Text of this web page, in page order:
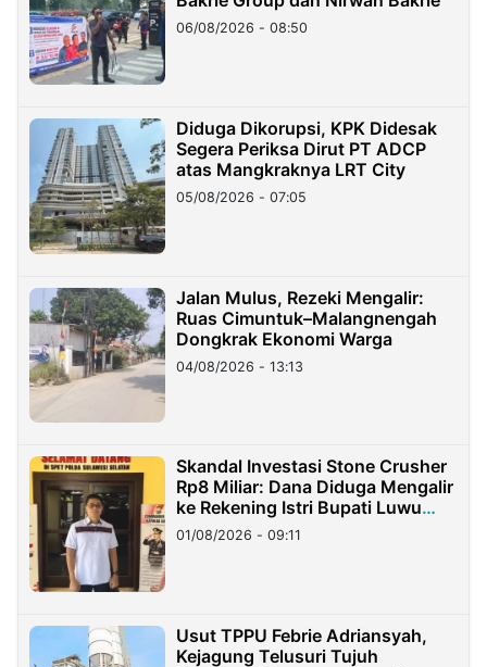
06/08/2026 - 08:50
Diduga Dikorupsi, KPK Didesak
Segera Periksa Dirut PT ADCP
atas Mangkraknya LRT City
05/08/2026 - 07:05
Jalan Mulus, Rezeki Mengalir:
Ruas Cimuntuk–Malangnengah
Dongkrak Ekonomi Warga
04/08/2026 - 13:13
Skandal Investasi Stone Crusher
Rp8 Miliar: Dana Diduga Mengalir
ke Rekening Istri Bupati Luwu
Timur
01/08/2026 - 09:11
Usut TPPU Febrie Adriansyah,
Kejagung Telusuri Tujuh